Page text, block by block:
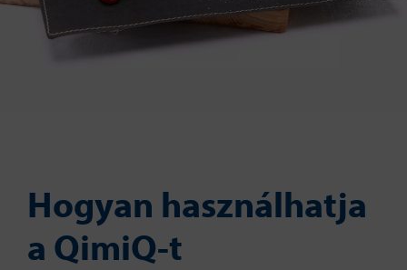
Hogyan használhatja
a QimiQ-t